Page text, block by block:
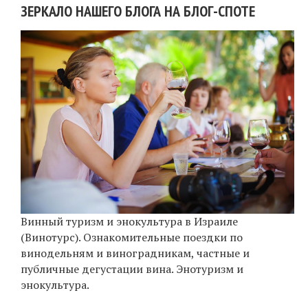
ЗЕРКАЛО НАШЕГО БЛОГА НА БЛОГ-СПОТЕ
Винный туризм и энокультура в Израиле
(Винотурс). Ознакомительные поездки по
винодельням и виноградникам, частные и
публичные дегустации вина. Энотуризм и
энокультура.